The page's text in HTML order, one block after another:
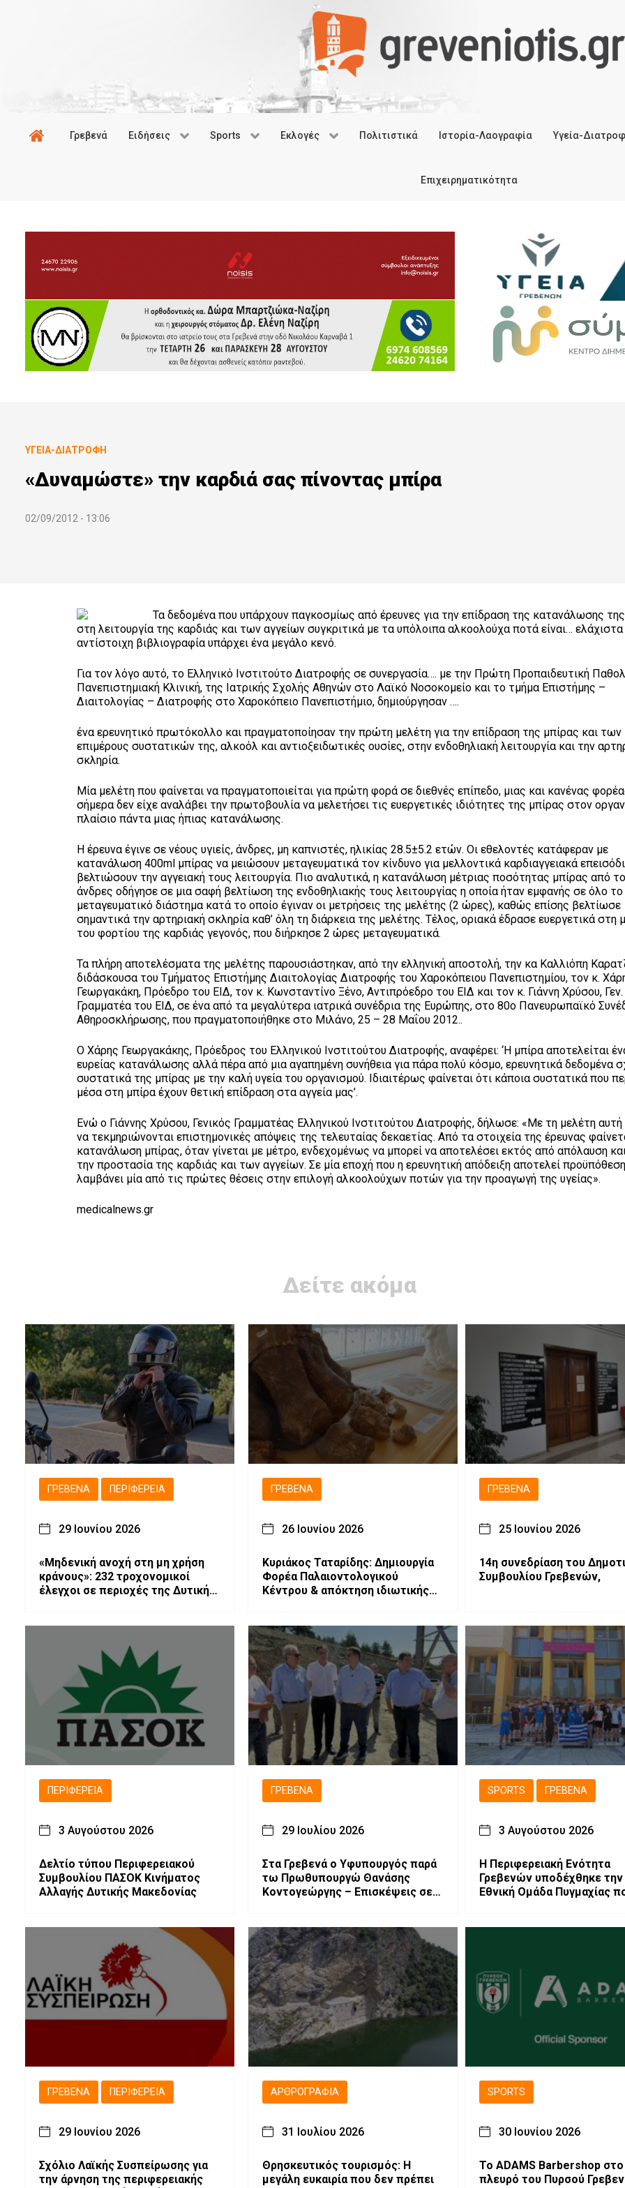
Γρεβενά Ειδήσεις Sports Εκλογές Πολιτιστικά Ιστορία-Λαογραφία Υγεία-
Επιχειρηματικότητα
ΥΓΕΊΑ-ΔΙΑΤΡΟΦΉ
«Δυναμώστε» την καρδιά σας πίνοντας μπίρα
02/09/2012 - 13:06
Τα δεδομένα που υπάρχουν παγκοσμίως από έρευνες για την επίδραση της κατανάλωσης
στη λειτουργία της καρδιάς και των αγγείων συγκριτικά με τα υπόλοιπα αλκοολούχα ποτά είναι…
αντίστοιχη βιβλιογραφία υπάρχει ένα μεγάλο κενό.
Για τον λόγο αυτό, το Ελληνικό Ινστιτούτο Διατροφής σε συνεργασία…. με την Πρώτη Προπαιδευτική
Πανεπιστημιακή Κλινική, της Ιατρικής Σχολής Αθηνών στο Λαϊκό Νοσοκομείο και το τμήμα Επιστήμης –
Διαιτολογίας – Διατροφής στο Χαροκόπειο Πανεπιστήμιο, δημιούργησαν ….
ένα ερευνητικό πρωτόκολλο και πραγματοποίησαν την πρώτη μελέτη για την επίδραση της μπίρας και των
επιμέρους συστατικών της, αλκοόλ και αντιοξειδωτικές ουσίες, στην ενδοθηλιακή λειτουργία και την
σκληρία.
Μία μελέτη που φαίνεται να πραγματοποιείται για πρώτη φορά σε διεθνές επίπεδο, μιας και κανένας
σήμερα δεν είχε αναλάβει την πρωτοβουλία να μελετήσει τις ευεργετικές ιδιότητες της μπίρας στον
πλαίσιο πάντα μιας ήπιας κατανάλωσης.
Η έρευνα έγινε σε νέους υγιείς, άνδρες, μη καπνιστές, ηλικίας 28.5±5.2 ετών. Οι εθελοντές κατάφεραν με
κατανάλωση 400ml μπίρας να μειώσουν μεταγευματικά τον κίνδυνο για μελλοντικά καρδιαγγειακά
βελτιώσουν την αγγειακή τους λειτουργία. Πιο αναλυτικά, η κατανάλωση μέτριας ποσότητας μπίρας από
άνδρες οδήγησε σε μια σαφή βελτίωση της ενδοθηλιακής τους λειτουργίας η οποία ήταν εμφανής σε όλο το
μεταγευματικό διάστημα κατά το οποίο έγιναν οι μετρήσεις της μελέτης (2 ώρες), καθώς επίσης βελτίωσε
σημαντικά την αρτηριακή σκληρία καθ’ όλη τη διάρκεια της μελέτης. Τέλος, οριακά έδρασε ευεργετικά στη
του φορτίου της καρδιάς γεγονός, που διήρκησε 2 ώρες μεταγευματικά.
Τα πλήρη αποτελέσματα της μελέτης παρουσιάστηκαν, από την ελληνική αποστολή, την κα Καλλιόπη
διδάσκουσα του Τμήματος Επιστήμης Διαιτολογίας Διατροφής του Χαροκόπειου Πανεπιστημίου, τον κ.
Γεωργακάκη, Πρόεδρο του ΕΙΔ, τον κ. Κωνσταντίνο Ξένο, Αντιπρόεδρο του ΕΙΔ και τον κ. Γιάννη Χρύσου, Γεν.
Γραμματέα του ΕΙΔ, σε ένα από τα μεγαλύτερα ιατρικά συνέδρια της Ευρώπης, στο 80ο Πανευρωπαϊκό
Αθηροσκλήρωσης, που πραγματοποιήθηκε στο Μιλάνο, 25 – 28 Μαΐου 2012..
Ο Χάρης Γεωργακάκης, Πρόεδρος του Ελληνικού Ινστιτούτου Διατροφής, αναφέρει: ‘Η μπίρα αποτελείται
ευρείας κατανάλωσης αλλά πέρα από μια αγαπημένη συνήθεια για πάρα πολύ κόσμο, ερευνητικά δεδομένα
συστατικά της μπίρας με την καλή υγεία του οργανισμού. Ιδιαιτέρως φαίνεται ότι κάποια συστατικά που
μέσα στη μπίρα έχουν θετική επίδραση στα αγγεία μας’.
Ενώ ο Γιάννης Χρύσου, Γενικός Γραμματέας Ελληνικού Ινστιτούτου Διατροφής, δήλωσε: «Με τη μελέτη αυτή
να τεκμηριώνονται επιστημονικές απόψεις της τελευταίας δεκαετίας. Από τα στοιχεία της έρευνας
κατανάλωση μπίρας, όταν γίνεται με μέτρο, ενδεχομένως να μπορεί να αποτελέσει εκτός από απόλαυση
την προστασία της καρδιάς και των αγγείων. Σε μία εποχή που η ερευνητική απόδειξη αποτελεί
λαμβάνει μία από τις πρώτες θέσεις στην επιλογή αλκοολούχων ποτών για την προαγωγή της υγείας».
medicalnews.gr
Δείτε ακόμα
ΓΡΕΒΕΝΆ ΠΕΡΙΦΈΡΕΙΑ
29 Ιουνίου 2026
«Μηδενική ανοχή στη μη χρήση
κράνους»: 232 τροχονομικοί
έλεγχοι σε περιοχές της Δυτικής
ΓΡΕΒΕΝΆ
26 Ιουνίου 2026
Κυριάκος Ταταρίδης: Δημιουργία
Φορέα Παλαιοντολογικού
Κέντρου & απόκτηση ιδιωτικής
ΓΡΕΒΕΝΆ
25 Ιουνίου 2026
14η συνεδρίαση του
Συμβουλίου Γρεβενών,
ΠΕΡΙΦΈΡΕΙΑ
3 Αυγούστου 2026
Δελτίο τύπου Περιφερειακού
Συμβουλίου ΠΑΣΟΚ Κινήματος
Αλλαγής Δυτικής Μακεδονίας
ΓΡΕΒΕΝΆ
29 Ιουλίου 2026
Στα Γρεβενά ο Υφυπουργός παρά
τω Πρωθυπουργώ Θανάσης
Κοντογεώργης – Επισκέψεις σε
SPORTS ΓΡΕΒΕΝΆ
3 Αυγούστου 2026
Η Περιφερειακή Ενότητα
Γρεβενών υποδέχθηκε την
Εθνική Ομάδα Πυγμαχίας
ΓΡΕΒΕΝΆ ΠΕΡΙΦΈΡΕΙΑ
29 Ιουνίου 2026
Σχόλιο Λαϊκής Συσπείρωσης για
την άρνηση της περιφερειακής
ΑΡΘΡΟΓΡΑΦΊΑ
31 Ιουλίου 2026
Θρησκευτικός τουρισμός: Η
μεγάλη ευκαιρία που δεν πρέπει
SPORTS
30 Ιουνίου 2026
Το ADAMS Barbershop στο
πλευρό του Πυρσού